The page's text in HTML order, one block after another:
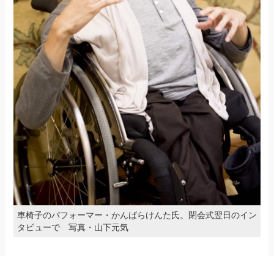
車椅子のパフォーマー・かんばらけんた氏。閉会式翌日のイン
タビューで 写真・山下元気